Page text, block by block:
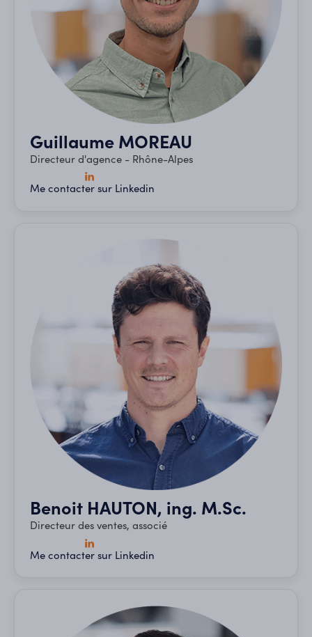
Guillaume MOREAU
Directeur d'agence - Rhône-Alpes
Me contacter sur Linkedin
Benoit HAUTON, ing. M.Sc.
Directeur des ventes, associé
Me contacter sur Linkedin